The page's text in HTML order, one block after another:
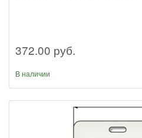
372.00 руб.
В наличии